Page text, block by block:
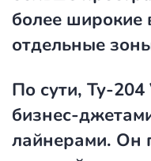
более широкие
отдельные
По сути, Ту-
бизнес-
лайнерами. Он